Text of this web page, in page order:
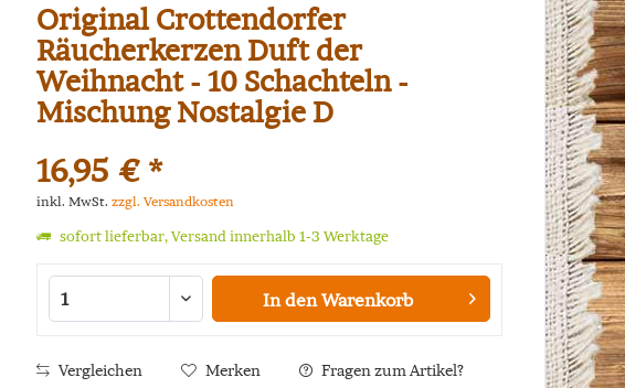
Original Crottendorfer
Räucherkerzen Duft der
Weihnacht - 10 Schachteln -
Mischung Nostalgie D
16,95 € *
inkl. MwSt. zzgl. Versandkosten
sofort lieferbar, Versand innerhalb 1-3 Werktage
In den Warenkorb
Vergleichen Merken
Fragen zum Artikel?